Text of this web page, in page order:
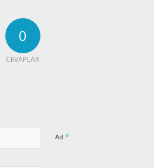
0
CEVAPLAR
Ad *